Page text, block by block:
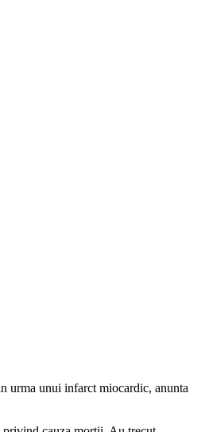
urma unui infarct miocardic, anunta